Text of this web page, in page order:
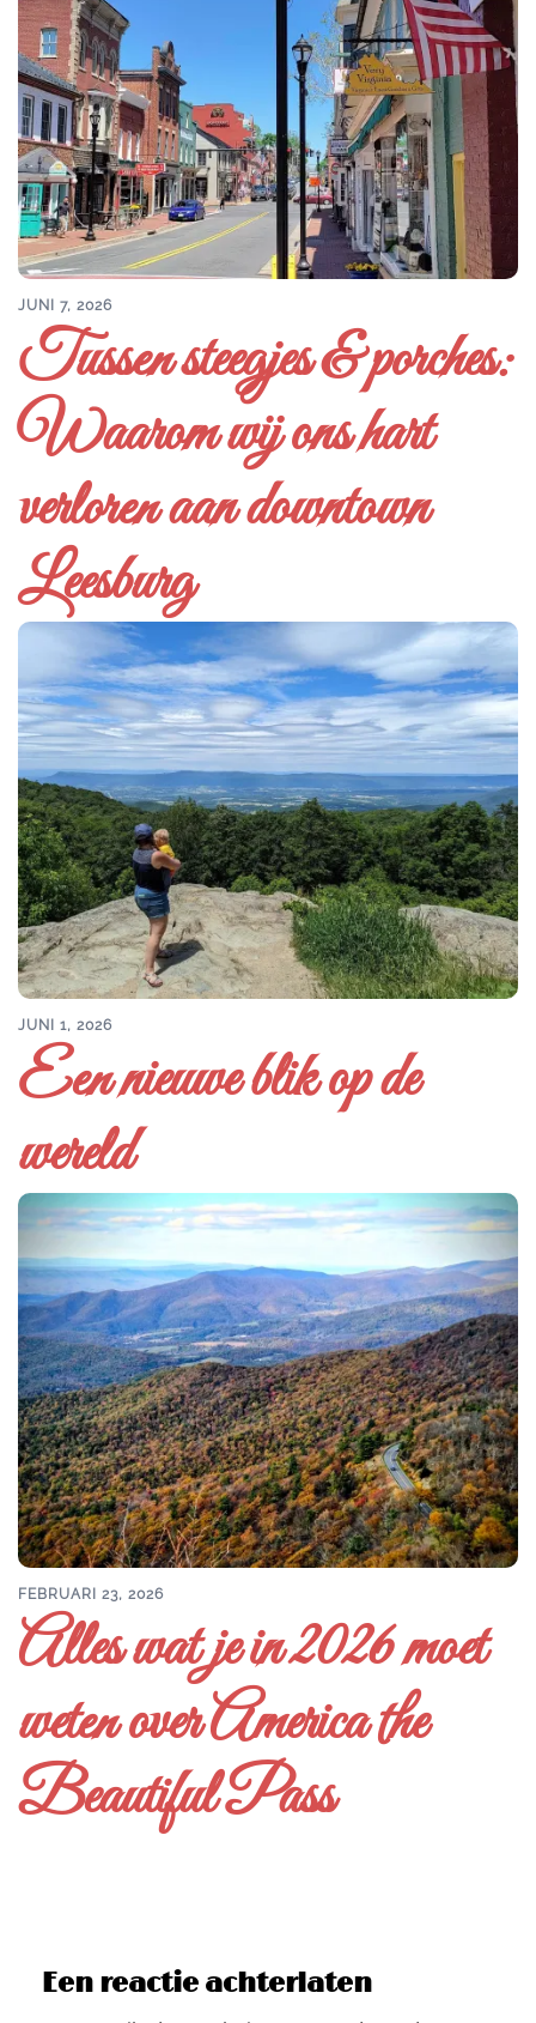
JUNI 7, 2026
Tussen steegjes & porches:
Waarom wij ons hart
verloren aan downtown
Leesburg
JUNI 1, 2026
Een nieuwe blik op de
wereld
FEBRUARI 23, 2026
Alles wat je in 2026 moet
weten over America the
Beautiful Pass
Een reactie achterlaten